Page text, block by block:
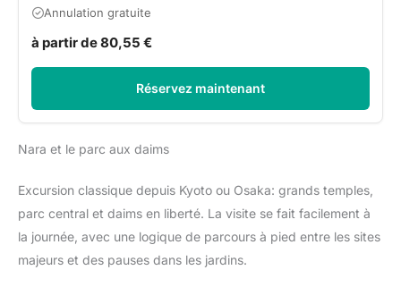
Annulation gratuite
à partir de 80,55 €
Réservez maintenant
Nara et le parc aux daims
Excursion classique depuis Kyoto ou Osaka: grands temples,
parc central et daims en liberté. La visite se fait facilement à
la journée, avec une logique de parcours à pied entre les sites
majeurs et des pauses dans les jardins.